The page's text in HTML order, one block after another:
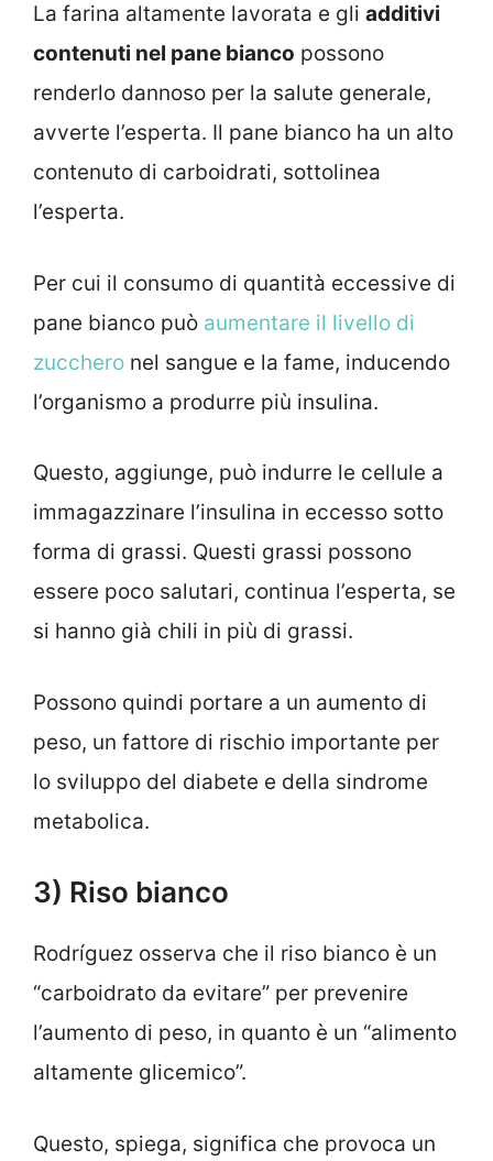
La farina altamente lavorata e gli additivi
contenuti nel pane bianco possono
renderlo dannoso per la salute generale,
avverte l’esperta. Il pane bianco ha un alto
contenuto di carboidrati, sottolinea
l’esperta.
Per cui il consumo di quantità eccessive di
pane bianco può aumentare il livello di
zucchero nel sangue e la fame, inducendo
l’organismo a produrre più insulina.
Questo, aggiunge, può indurre le cellule a
immagazzinare l’insulina in eccesso sotto
forma di grassi. Questi grassi possono
essere poco salutari, continua l’esperta, se
si hanno già chili in più di grassi.
Possono quindi portare a un aumento di
peso, un fattore di rischio importante per
lo sviluppo del diabete e della sindrome
metabolica.
3) Riso bianco
Rodríguez osserva che il riso bianco è un
“carboidrato da evitare” per prevenire
l’aumento di peso, in quanto è un “alimento
altamente glicemico”.
Questo, spiega, significa che provoca un